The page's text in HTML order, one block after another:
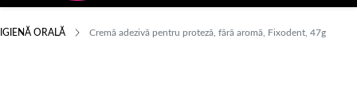
IGIENĂ ORALĂ Cremă adezivă pentru proteză, fără aromă, Fixodent, 47g